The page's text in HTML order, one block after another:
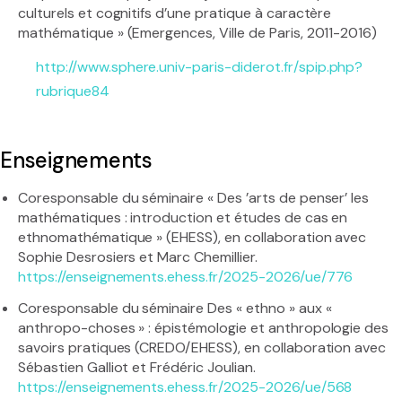
culturels et cognitifs d’une pratique à caractère
mathématique » (Emergences, Ville de Paris, 2011-2016)
http://www.sphere.univ-paris-diderot.fr/spip.php?
rubrique84
Enseignements
Coresponsable du séminaire « Des ’arts de penser’ les
mathématiques : introduction et études de cas en
ethnomathématique » (EHESS), en collaboration avec
Sophie Desrosiers et Marc Chemillier.
https://enseignements.ehess.fr/2025-2026/ue/776
Coresponsable du séminaire Des « ethno » aux «
anthropo-choses » : épistémologie et anthropologie des
savoirs pratiques (CREDO/EHESS), en collaboration avec
Sébastien Galliot et Frédéric Joulian.
https://enseignements.ehess.fr/2025-2026/ue/568